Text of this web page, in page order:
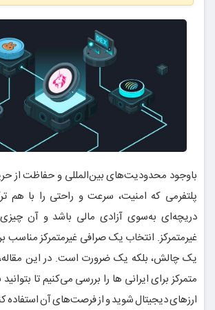
باوجود محدودیت‌های بین‌المللی و حفاظت از
پلتفرمی که امنیت، سرعت و راحتی را با هم
دریچه‌ای به‌سوی آزادی مالی باشد و آن
غیرمتمرکز. انتخاب یک صرافی غیرمتمرکز مناسب
یک چالش، بلکه یک ضرورت است. در این مقاله،
متمرکز برای ایرانی ها را بررسی می‌کنیم تا بتوانید
ارزهای دیجیتال شوید و از فرصت‌های آن استفاده